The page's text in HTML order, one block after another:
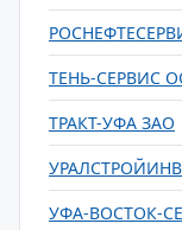
ТЕНЬ-СЕРВИС
ТРАКТ-УФА ЗАО
УФА-ВОСТОК-